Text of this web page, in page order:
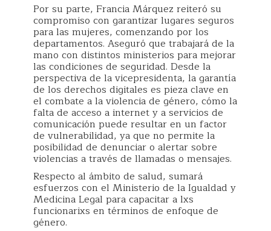
Por su parte, Francia Márquez reiteró su
compromiso con garantizar lugares seguros
para las mujeres, comenzando por los
departamentos. Aseguró que trabajará de la
mano con distintos ministerios para mejorar
las condiciones de seguridad. Desde la
perspectiva de la vicepresidenta, la garantía
de los derechos digitales es pieza clave en
el combate a la violencia de género, cómo la
falta de acceso a internet y a servicios de
comunicación puede resultar en un factor
de vulnerabilidad, ya que no permite la
posibilidad de denunciar o alertar sobre
violencias a través de llamadas o mensajes.
Respecto al ámbito de salud, sumará
esfuerzos con el Ministerio de la Igualdad y
Medicina Legal para capacitar a lxs
funcionarixs en términos de enfoque de
género.